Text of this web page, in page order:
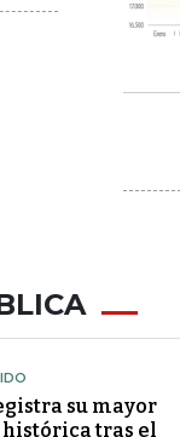
su mayor
histórica tras el